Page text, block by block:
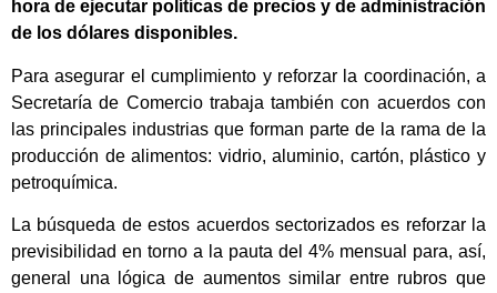
hora de ejecutar políticas de precios y de administración
de los dólares disponibles.
Para asegurar el cumplimiento y reforzar la coordinación, a
Secretaría de Comercio trabaja también con acuerdos con
las principales industrias que forman parte de la rama de la
producción de alimentos: vidrio, aluminio, cartón, plástico y
petroquímica.
La búsqueda de estos acuerdos sectorizados es reforzar la
previsibilidad en torno a la pauta del 4% mensual para, así,
general una lógica de aumentos similar entre rubros que